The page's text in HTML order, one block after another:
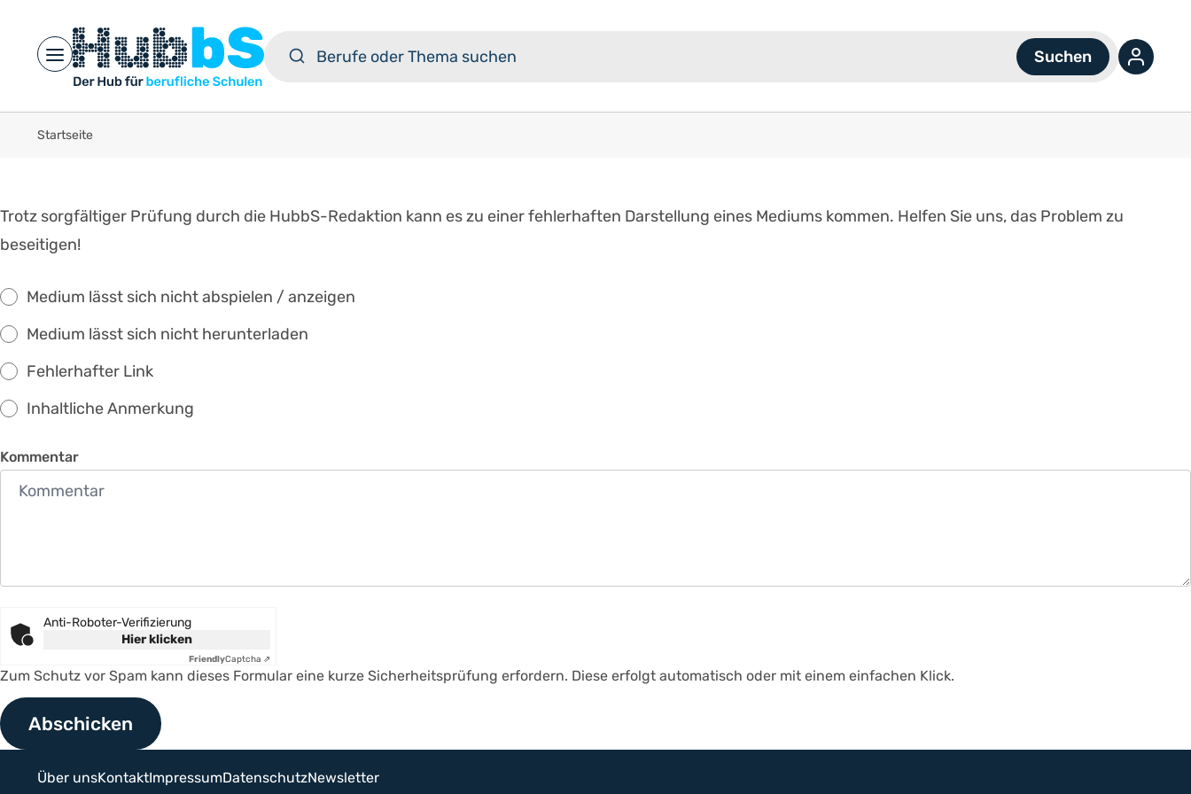
Open main menu
Startseite
Trotz sorgfältiger Prüfung durch die HubbS-Redaktion kann es zu einer fehlerhaften Darstellung eines Mediums kommen. Helfen Sie uns, das Problem zu
beseitigen!
Medium lässt sich nicht abspielen / anzeigen
Medium lässt sich nicht herunterladen
Fehlerhafter Link
Inhaltliche Anmerkung
Kommentar
Anti-Roboter-Verifizierung
Hier klicken
FriendlyCaptcha ⇗
Zum Schutz vor Spam kann dieses Formular eine kurze Sicherheitsprüfung erfordern. Diese erfolgt automatisch oder mit einem einfachen Klick.
Über unsKontaktImpressumDatenschutzNewsletter